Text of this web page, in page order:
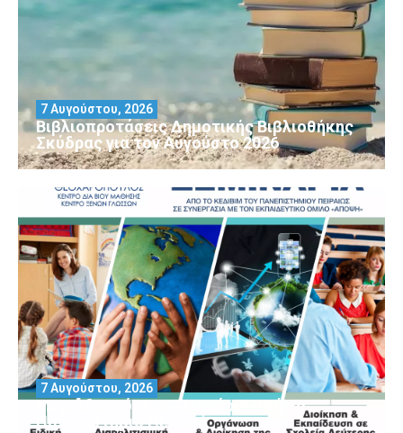
Βιβλιοπροτάσεις Δημοτικής Βιβλιοθήκης
Σκύδρας για τον Αύγούστο 2026
7 Αυγούστου, 2026
Μοριοδοτούμενα Σεμινάρια από το
Πανεπιστήμιο Πειραιά
7 Αυγούστου, 2026